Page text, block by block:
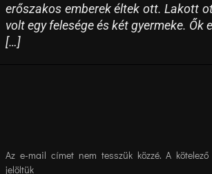
erőszakos emberek éltek ott. Lakott
volt egy felesége és két gyermeke.
[…]
Az e-mail címet nem tesszük közzé. A
jelöltük